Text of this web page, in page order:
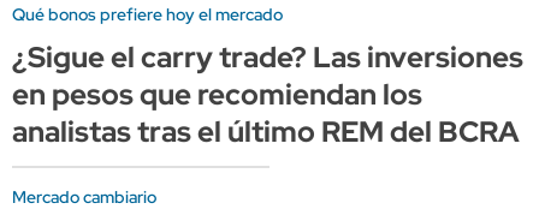
Qué bonos prefiere hoy el mercado
¿Sigue el carry trade? Las inversiones
en pesos que recomiendan los
analistas tras el último REM del BCRA
Mercado cambiario